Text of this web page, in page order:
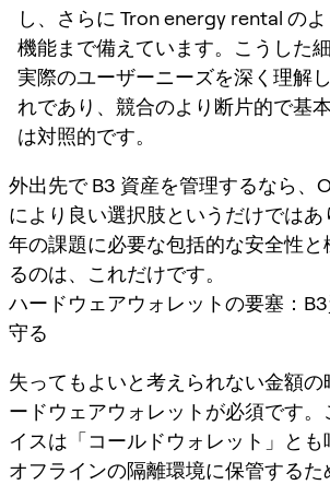
し、さらに Tron energy rental の
機能まで備えています。こうした
実際のユーザーニーズを深く理解
れであり、競合のより断片的で基
は対照的です。
外出先で B3 資産を管理するなら、
により良い選択肢というだけでは
年の課題に必要な包括的な安全性
るのは、これだけです。
ハードウェアウォレットの要塞：
守る
失ってもよいと考えられない金額
ードウェアウォレットが必須です
イスは「コールドウォレット」と
オフラインの隔離環境に保管する